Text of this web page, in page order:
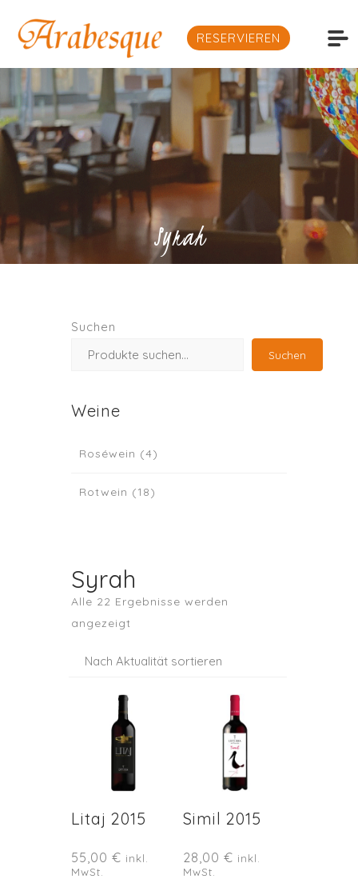
RESERVIEREN
Syrah
Suchen
Suchen
Weine
Roséwein (4)
Rotwein (18)
Syrah
Alle 22 Ergebnisse werden
angezeigt
sortiert
Litaj 2015
55,00 € inkl.
MwSt.
Simil 2015
28,00€ inkl.
MwSt.